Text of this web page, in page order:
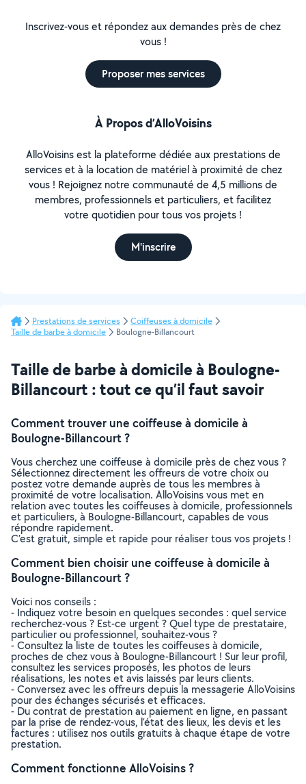
Inscrivez-vous et répondez aux demandes près de chez
vous !
Proposer mes services
À Propos d’AlloVoisins
AlloVoisins est la plateforme dédiée aux prestations de
services et à la location de matériel à proximité de chez
vous ! Rejoignez notre communauté de 4,5 millions de
membres, professionnels et particuliers, et facilitez
votre quotidien pour tous vos projets !
M'inscrire
Prestations de services
Coiffeuses à domicile
Taille de barbe à domicile
Boulogne-Billancourt
Taille de barbe à domicile à Boulogne-
Billancourt : tout ce qu’il faut savoir
Comment trouver une coiffeuse à domicile à
Boulogne-Billancourt ?
Vous cherchez une coiffeuse à domicile près de chez vous ?
Sélectionnez directement les offreurs de votre choix ou
postez votre demande auprès de tous les membres à
proximité de votre localisation. AlloVoisins vous met en
relation avec toutes les coiffeuses à domicile, professionnels
et particuliers, à Boulogne-Billancourt, capables de vous
répondre rapidement.
C’est gratuit, simple et rapide pour réaliser tous vos projets !
Comment bien choisir une coiffeuse à domicile à
Boulogne-Billancourt ?
Voici nos conseils :
- Indiquez votre besoin en quelques secondes : quel service
recherchez-vous ? Est-ce urgent ? Quel type de prestataire,
particulier ou professionnel, souhaitez-vous ?
- Consultez la liste de toutes les coiffeuses à domicile,
proches de chez vous à Boulogne-Billancourt ! Sur leur profil,
consultez les services proposés, les photos de leurs
réalisations, les notes et avis laissés par leurs clients.
- Conversez avec les offreurs depuis la messagerie AlloVoisins
pour des échanges sécurisés et efficaces.
- Du contrat de prestation au paiement en ligne, en passant
par la prise de rendez-vous, l’état des lieux, les devis et les
factures : utilisez nos outils gratuits à chaque étape de votre
prestation.
Comment fonctionne AlloVoisins ?